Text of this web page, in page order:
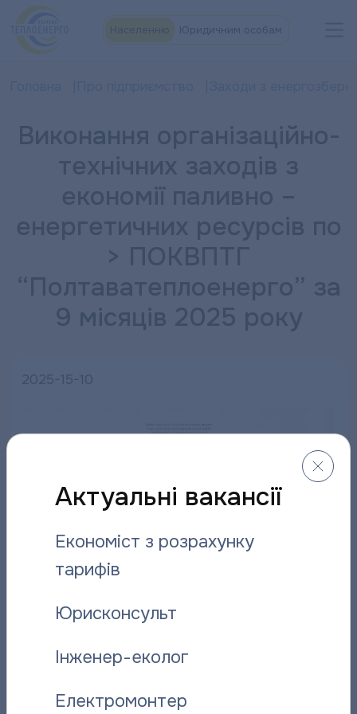
Юридичним особам
Виконання організаційно-
технічних заходів з
економії паливно –
енергетичних ресурсів по
> ПОКВПТГ
“Полтаватеплоенерго” за
9 місяців 2025 року
2025-15-10
Актуальні вакансії
Економіст з розрахунку
тарифів
Юрисконсульт
Інженер-еколог
Електромонтер